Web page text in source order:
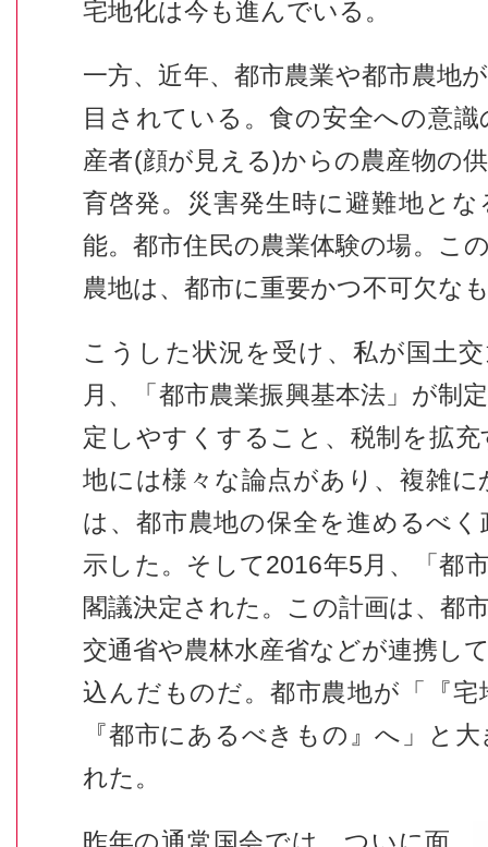
宅地化は今も進んでいる。
一方、近年、都市農業や都市農地
目されている。食の安全への意
産者(顔が見える)からの農産物の
育啓発。災害発生時に避難地と
能。都市住民の農業体験の場。こ
農地は、都市に重要かつ不可欠な
こうした状況を受け、私が国土
月、「都市農業振興基本法」が制
定しやすくすること、税制を拡
地には様々な論点があり、複雑
は、都市農地の保全を進めるべ
示した。そして2016年5月、「都
閣議決定された。この計画は、都
交通省や農林水産省などが連携し
込んだものだ。都市農地が「『
『都市にあるべきもの』へ」と
れた。